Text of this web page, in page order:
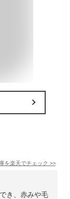
を楽天でチェック >>
き、赤みや毛